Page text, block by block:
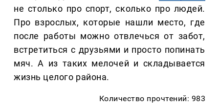
не столько про спорт, сколько про людей.
Про взрослых, которые нашли место, где
после работы можно отвлечься от забот,
встретиться с друзьями и просто попинать
мяч. А из таких мелочей и складывается
жизнь целого района.
Количество прочтений: 983